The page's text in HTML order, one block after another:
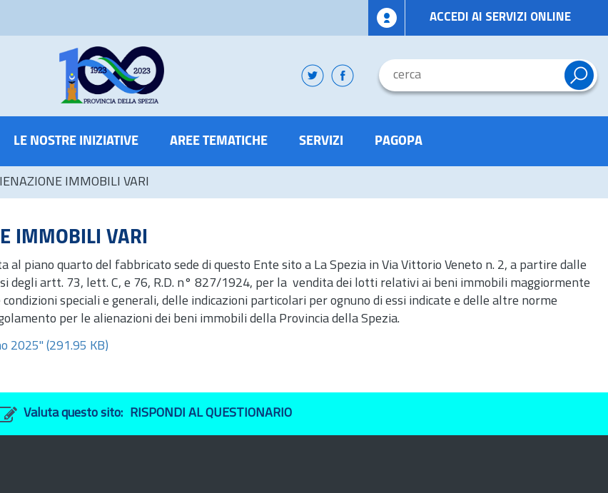
ACCEDI AI SERVIZI ONLINE
LE NOSTRE INIZIATIVE AREE TEMATICHE SERVIZI PAGOPA
IMMOBILI VARI
IMMOBILI VARI
al piano quarto del fabbricato sede di questo Ente sito a La Spezia in Via Vittorio Veneto n. 2, a partire dalle
degli artt. 73, lett. C, e 76, R.D. n° 827/1924, per la vendita dei lotti relativi ai beni immobili maggiormente
speciali e generali, delle indicazioni particolari per ognuno di essi indicate e delle altre norme
per le alienazioni dei beni immobili della Provincia della Spezia.
2025" (291.95 KB)
Valuta questo sito: RISPONDI AL QUESTIONARIO